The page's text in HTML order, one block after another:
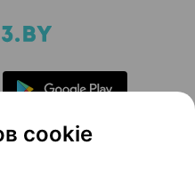
cookie